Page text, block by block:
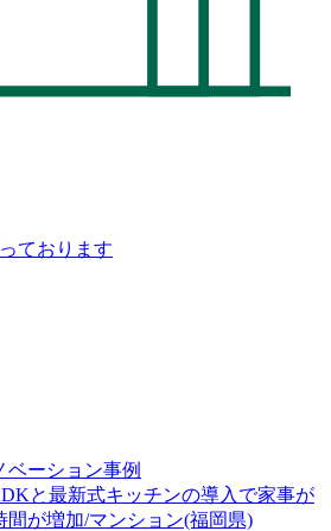
ております
ベーション事例
と最新式キッチンの導入で家事が
間が増加/マンション(福岡県)